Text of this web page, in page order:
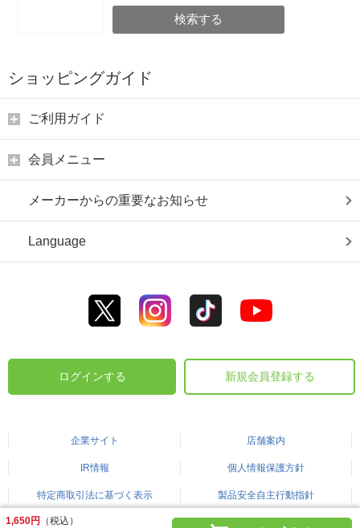
1,650円 （税込）
検索する
ショッピングガイド
ご利用ガイド
会員メニュー
メーカーからの重要なお知らせ
Language
ログインする 新規会員登録する
企業サイト 店舗案内
IR情報 個人情報保護方針
特定商取引法に基づく表示 製品安全自主行動指針